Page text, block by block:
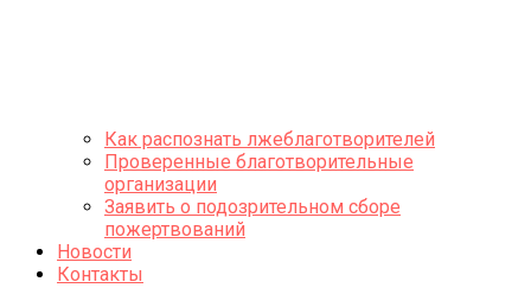
Как распознать лжеблаготворителей
Проверенные благотворительные
организации
Заявить о подозрительном сборе
пожертвований
Новости
Контакты